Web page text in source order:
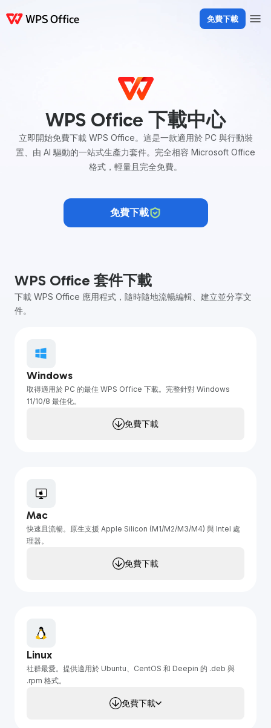
免費下載
WPS Office 下載中心
立即開始免費下載 WPS Office。這是一款適用於 PC 與行動裝
置、由 AI 驅動的一站式生產力套件。完全相容 Microsoft Office
格式，輕量且完全免費。
免費下載
WPS Office 套件下載
下載 WPS Office 應用程式，隨時隨地流暢編輯、建立並分享文
件。
Windows
取得適用於 PC 的最佳 WPS Office 下載。完整針對 Windows
11/10/8 最佳化。
免費下載
Mac
快速且流暢。原生支援 Apple Silicon (M1/M2/M3/M4) 與 Intel 處
理器。
免費下載
Linux
社群最愛。提供適用於 Ubuntu、CentOS 和 Deepin 的 .deb 與
.rpm 格式。
免費下載